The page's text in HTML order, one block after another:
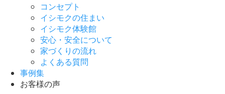
コンセプト
イシモクの住まい
イシモク体験館
安心・安全について
家づくりの流れ
よくある質問
事例集
お客様の声